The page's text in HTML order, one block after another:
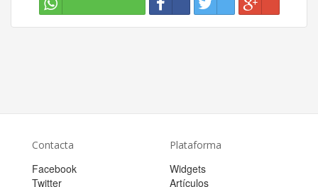
Contacta
Facebook
Twitter
Plataforma
Widgets
Artículos